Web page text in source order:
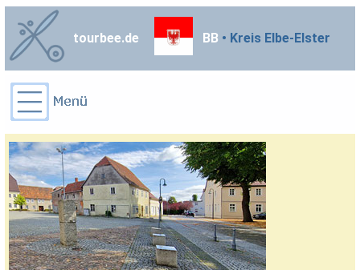
tourbee.de BB • Kreis Elbe-Elster